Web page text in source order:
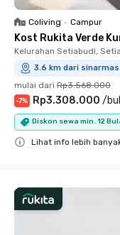
Coliving • Campur
Kost Rukita Verde
Kelurahan Setiabudi,
3.6 km dari
mulai dari Rp3.568.000
-7% Rp3.308.000 /
Diskon sewa min. 12
Lihat info lebih